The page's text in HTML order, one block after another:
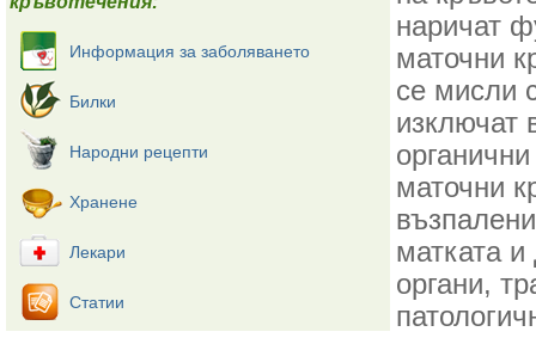
Информация за заболяването
Билки
Народни рецепти
Хранене
Лекари
Статии
наричат
маточни
се мисли
изключат
маточни
матката и
органи,